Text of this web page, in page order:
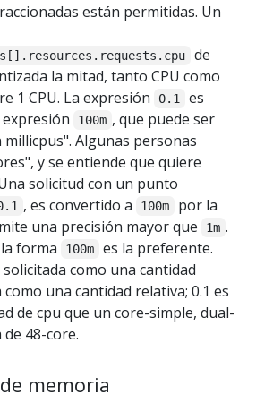
están permitidas. Un
de
la mitad, tanto CPU como
1 CPU. La expresión
0.1
es
100m , que puede ser
millicpus". Algunas personas
y se entiende que quiere
solicitud con un punto
, es convertido a 100m
por la
una precisión mayor que
1m .
forma
100m
es la preferente.
como una cantidad
una cantidad relativa; 0.1 es
de cpu que un core-simple, dual-
48-core.
memoria